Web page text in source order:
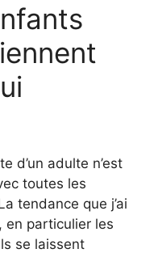
d’un adulte n’est
toutes les
tendance que j’ai
en particulier les
se laissent